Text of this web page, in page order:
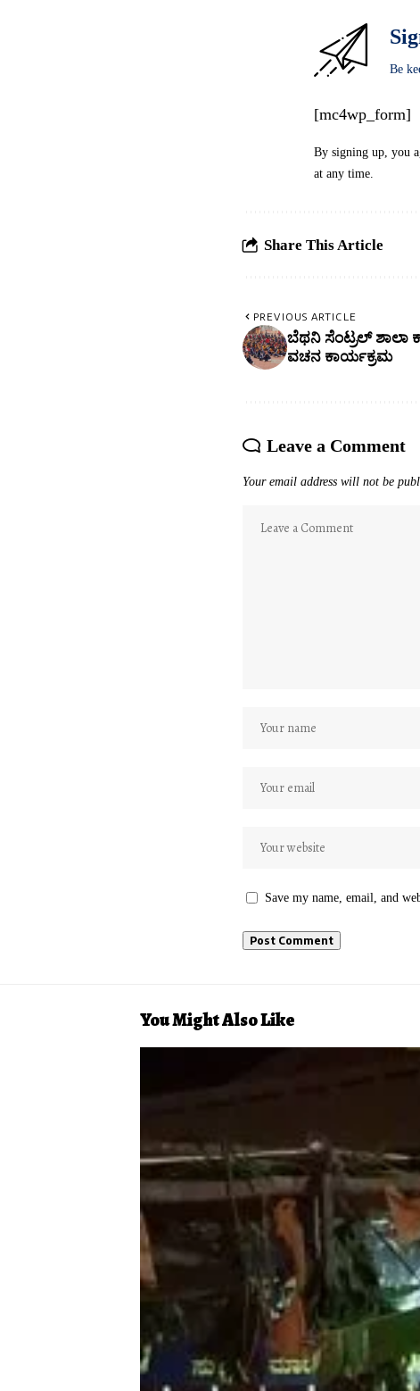
Be
[mc4wp_form]
By signing up, you
at any time.
Share This Article
PREVIOUS ARTICLE
ಬೆಥನಿ ಸೆಂಟ್ರಲ್ ಶಾಲಾ
ವಚನ ಕಾರ್ಯಕ್ರಮ
Leave a Comment
Your email address will not be
Save my name, email, and
You Might Also Like